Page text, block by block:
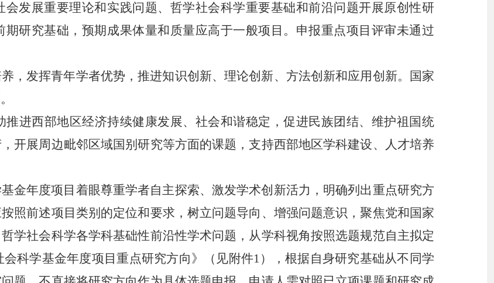
发展重要理论和实践问题、哲学社会科学重要基础和前沿问题开展原创性研
研究基础，预期成果体量和质量应高于一般项目。申报重点项目评审未通过
，发挥青年学者优势，推进知识创新、理论创新、方法创新和应用创新。国家
进西部地区经济持续健康发展、社会和谐稳定，促进民族团结、维护祖国统
开展周边毗邻区域国别研究等方面的课题，支持西部地区学科建设、人才培养
金年度项目着眼尊重学者自主探索、激发学术创新活力，明确列出重点研究方
照前述项目类别的定位和要求，树立问题导向、增强问题意识，聚焦党和国家
学社会科学各学科基础性前沿性学术问题，从学科视角按照选题规范自主拟定
会科学基金年度项目重点研究方向》（见附件1），根据自身研究基础从不同学